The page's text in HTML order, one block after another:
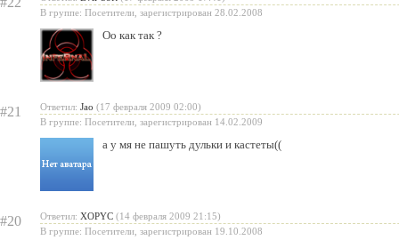
В группе: Посетители, зарегистрирован 28.02.2008
Оо как так ?
#21 Ответил: Jao (17 февраля 2009 02:00)
В группе: Посетители, зарегистрирован 14.02.2009
а у мя не пашуть дульки и кастеты((
#20 Ответил: XOPYC (14 февраля 2009 21:15)
В группе: Посетители, зарегистрирован 19.10.2008